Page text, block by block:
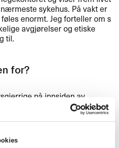
sykehus. P​å vakt er
enormt. Jeg forteller om s​
avgj​ø​relser og etiske
til.
for?​​
p​å innsiden av
​å gjengi en av mine
leses av alle som er
​– og alle som kjenner en
Med andre ord, den er for